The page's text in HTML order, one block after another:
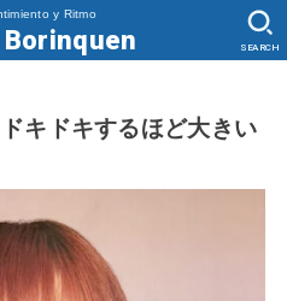
y Ritmo
Borinquen SEARCH
キドキするほど大きい